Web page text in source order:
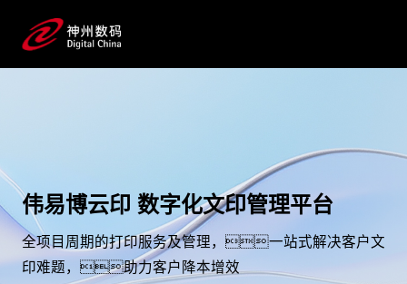
伟易博云印 数字化文印管理平台
全项目周期的打印服务及管理，一站式解决客户文
印难题，助力客户降本增效